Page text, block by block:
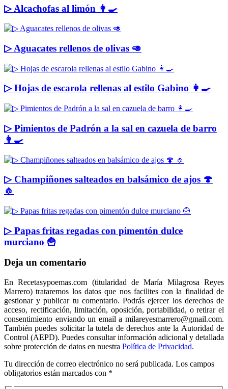
▷ Alcachofas al limón 👩‍🍳
▷ Aguacates rellenos de olivas 🥑
▷ Hojas de escarola rellenas al estilo Gabino 👩‍🍳
▷ Pimientos de Padrón a la sal en cazuela de barro
👩‍🍳
▷ Champiñones salteados en balsámico de ajos 🍄
🧄
▷ Papas fritas regadas con pimentón dulce
murciano 🍟
Deja un comentario
En Recetasypoemas.com (titularidad de María Milagrosa Reyes
Marrero) trataremos los datos que nos facilites con la finalidad de
gestionar y publicar tu comentario. Podrás ejercer los derechos de
acceso, rectificación, limitación, oposición, portabilidad, o retirar el
consentimiento enviando un email a milareyesmarrero@gmail.com.
También puedes solicitar la tutela de derechos ante la Autoridad de
Control (AEPD). Puedes consultar información adicional y detallada
sobre protección de datos en nuestra Política de Privacidad.
Tu dirección de correo electrónico no será publicada. Los campos
obligatorios están marcados con *